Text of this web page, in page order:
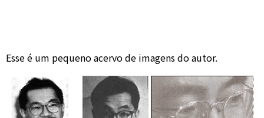
Esse é um pequeno acervo de imagens do autor.